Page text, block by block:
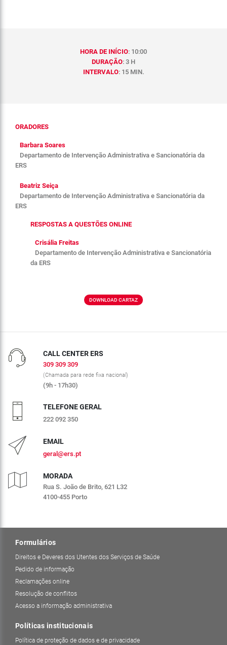
HORA DE INÍCIO: 10:00
DURAÇÃO: 3 H
INTERVALO: 15 MIN.
ORADORES
Barbara Soares
Departamento de Intervenção Administrativa e Sancionatória da
ERS
Beatriz Seiça
Departamento de Intervenção Administrativa e Sancionatória da
ERS
RESPOSTAS A QUESTÕES ONLINE
Crisália Freitas
Departamento de Intervenção Administrativa e Sancionatória
da ERS
DOWNLOAD CARTAZ
CALL CENTER ERS
309 309 309
(Chamada para rede fixa nacional)
(9h - 17h30)
TELEFONE GERAL
222 092 350
EMAIL
geral@ers.pt
MORADA
Rua S. João de Brito, 621 L32
4100-455 Porto
Formulários
Direitos e Deveres dos Utentes dos Serviços de Saúde
Pedido de informação
Reclamações online
Resolução de conflitos
Acesso a informação administrativa
Políticas institucionais
Política de proteção de dados e de privacidade